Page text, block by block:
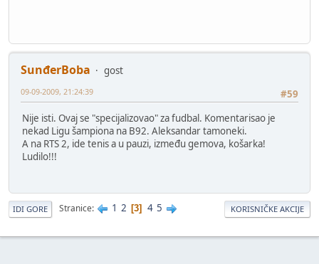
SunđerBoba
gost
#59
09-09-2009, 21:24:39
Nije isti. Ovaj se "specijalizovao" za fudbal. Komentarisao je
nekad Ligu šampiona na B92. Aleksandar tamoneki.
A na RTS 2, ide tenis a u pauzi, između gemova, košarka!
Ludilo!!!
IDI GORE Stranice 1 2 3 4 5 KORISNIČKE AKCIJE